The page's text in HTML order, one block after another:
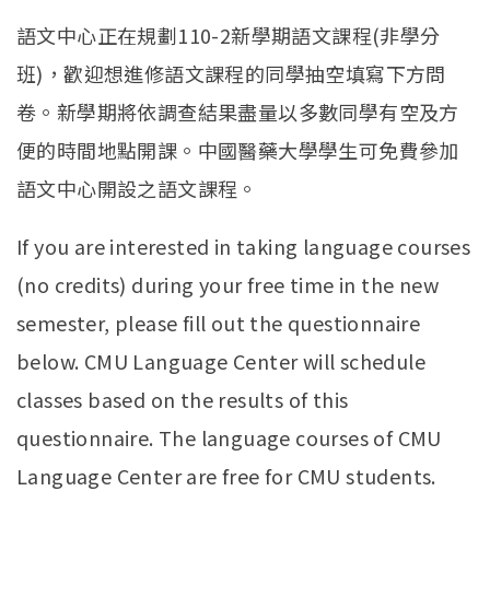
語文中心正在規劃110-2新學期語文課程(非學分
班)，歡迎想進修語文課程的同學抽空填寫下方問
卷。新學期將依調查結果盡量以多數同學有空及方
便的時間地點開課。中國醫藥大學學生可免費參加
語文中心開設之語文課程。
If you are interested in taking language courses
(no credits) during your free time in the new
semester, please fill out the questionnaire
below. CMU Language Center will schedule
classes based on the results of this
questionnaire. The language courses of CMU
Language Center are free for CMU students.